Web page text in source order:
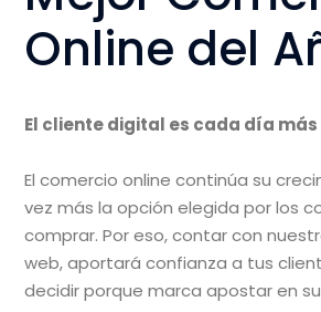
Online del
El cliente digital es cada día
El comercio online continúa su
vez más la opción elegida por los
comprar. Por eso, contar con
web, aportará confianza a tus
decidir porque marca apostar en